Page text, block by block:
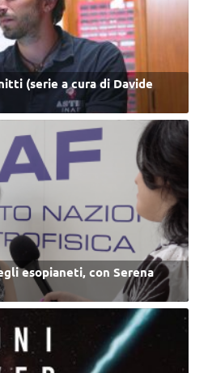
(serie a cura di Davide
esopianeti, con Serena